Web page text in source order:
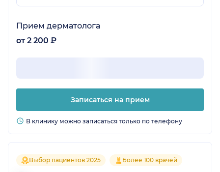
Прием дерматолога
от 2 200 ₽
Записаться на прием
В клинику можно записаться только по телефону
Выбор пациентов 2025 Более 100 врачей